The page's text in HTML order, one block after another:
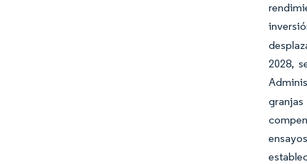
2028,